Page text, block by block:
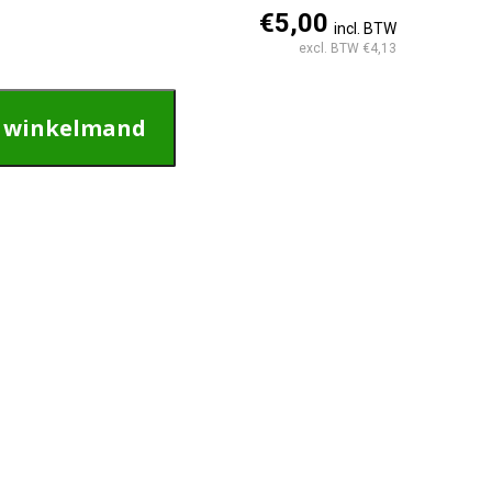
€5,00 incl. BTW
excl. BTW €4,13
winkelmand